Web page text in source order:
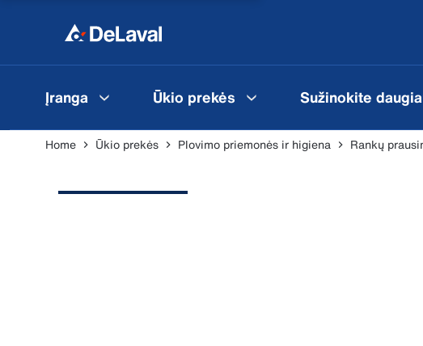
Įranga Ūkio prekės Sužinokite
Home Ūkio prekės Plovimo priemonės ir higiena Rankų